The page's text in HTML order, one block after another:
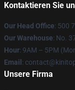
Kontaktieren Sie
Our Head Office: 500
Our Warehouse: No.
Hour: 9AM – 5PM
Email :
Unsere Firma